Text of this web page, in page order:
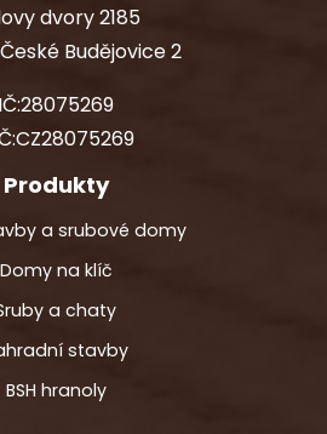
dvory 2185
Budějovice 2
IČ:28075269
Produkty
a srubové domy
Domy na klíč
a chaty
stavby
BSH hranoly